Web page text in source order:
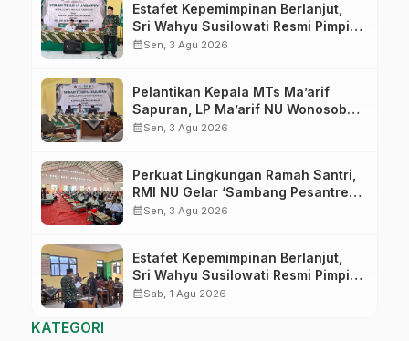
Estafet Kepemimpinan Berlanjut,
Sri Wahyu Susilowati Resmi Pimpin
MTs Ma’arif Sapuran
calendar_monthSen, 3 Agu 2026
Pelantikan Kepala MTs Ma’arif
Sapuran, LP Ma’arif NU Wonosobo
Tekankan Lima Amanah
calendar_monthSen, 3 Agu 2026
Perkuat Lingkungan Ramah Santri,
RMI NU Gelar ‘Sambang Pesantren’
di Pati
calendar_monthSen, 3 Agu 2026
Estafet Kepemimpinan Berlanjut,
Sri Wahyu Susilowati Resmi Pimpin
MTs Ma’arif Sapuran
calendar_monthSab, 1 Agu 2026
KATEGORI